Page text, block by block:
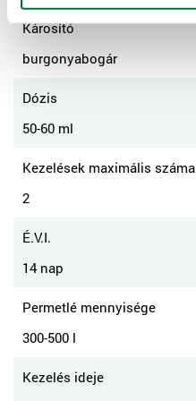
Károsító
burgonyabogár
Dózis
50-60 ml
Kezelések maximális száma
2
É.V.I.
14 nap
Permetlé mennyisége
300-500 l
Kezelés ideje